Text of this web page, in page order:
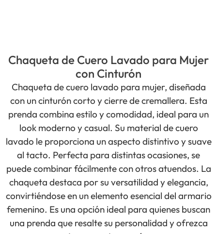
Chaqueta de Cuero Lavado para Mujer
con Cinturón
Chaqueta de cuero lavado para mujer, diseñada
con un cinturón corto y cierre de cremallera. Esta
prenda combina estilo y comodidad, ideal para un
look moderno y casual. Su material de cuero
lavado le proporciona un aspecto distintivo y suave
al tacto. Perfecta para distintas ocasiones, se
puede combinar fácilmente con otros atuendos. La
chaqueta destaca por su versatilidad y elegancia,
convirtiéndose en un elemento esencial del armario
femenino. Es una opción ideal para quienes buscan
una prenda que resalte su personalidad y ofrezca